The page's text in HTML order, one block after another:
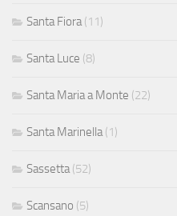
Santa Fiora (11)
Santa Luce (8)
Santa Maria a Monte (22)
Santa Marinella (1)
Sassetta (52)
Scansano (5)